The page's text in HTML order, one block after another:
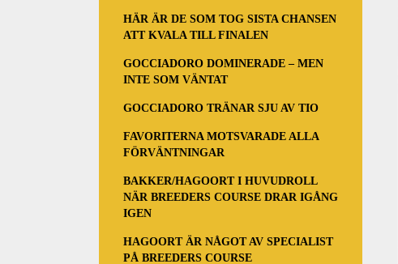
HÄR ÄR DE SOM TOG SISTA CHANSEN
ATT KVALA TILL FINALEN
GOCCIADORO DOMINERADE – MEN
INTE SOM VÄNTAT
GOCCIADORO TRÄNAR SJU AV TIO
FAVORITERNA MOTSVARADE ALLA
FÖRVÄNTNINGAR
BAKKER/HAGOORT I HUVUDROLL
NÄR BREEDERS COURSE DRAR IGÅNG
IGEN
HAGOORT ÄR NÅGOT AV SPECIALIST
PÅ BREEDERS COURSE